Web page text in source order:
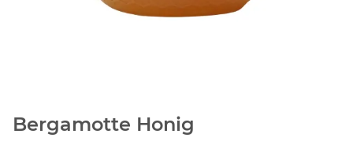
Bergamotte Honig